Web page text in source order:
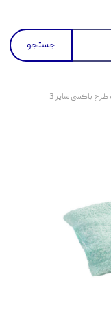
جستجو
باکسی سایز 3